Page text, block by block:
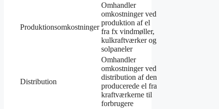
Produktionsomkostninger
Omhandler
omkostninger ved
produktion af el
fra fx vindmøller,
kulkraftværker og
solpaneler
Distribution
Omhandler
omkostninger ved
distribution af den
producerede el fra
kraftværkerne til
forbrugere